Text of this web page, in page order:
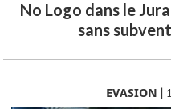
No Logo dans le
sans
EVASION |